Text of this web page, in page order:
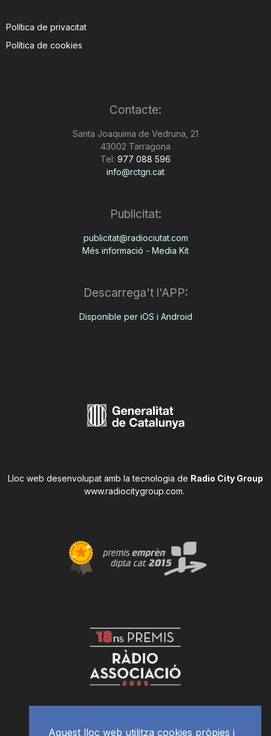
Política de privacitat
Política de cookies
Contacte:
Santa Joaquima de Vedruna, 21
43002 Tarragona
Tel: 977 088 596
info@rctgn.cat
Publicitat:
publicitat@radiociutat.com
Més informació - Media Kit
Descarrega't l'APP:
Disponible per iOS i Android
Lloc web desenvolupat amb la tecnologia de Radio City Group
www.radiocitygroup.com.
Aquest lloc web utilitza cookies pròpies i